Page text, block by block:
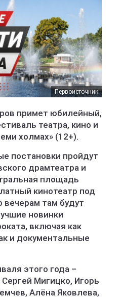
Первоисточник
примет юбилейный,
театра, кино и
холмах» (12+).
постановки пройдут
драмтеатра и
площадь
кинотеатр под
там будут
новинки
включая как
и документальные
этого года –
Мигицко, Игорь
Алёна Яковлева,